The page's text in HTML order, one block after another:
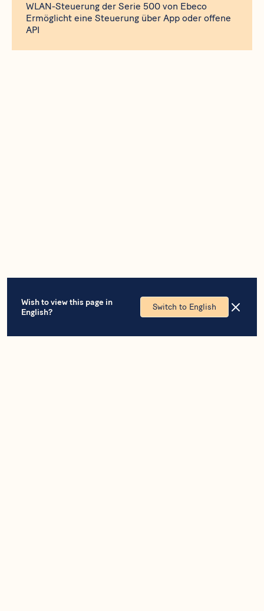
WLAN-Steuerung der Serie 500 von Ebeco
Ermöglicht eine Steuerung über App oder offene
API
Wish to view this page in
English?
Switch to English